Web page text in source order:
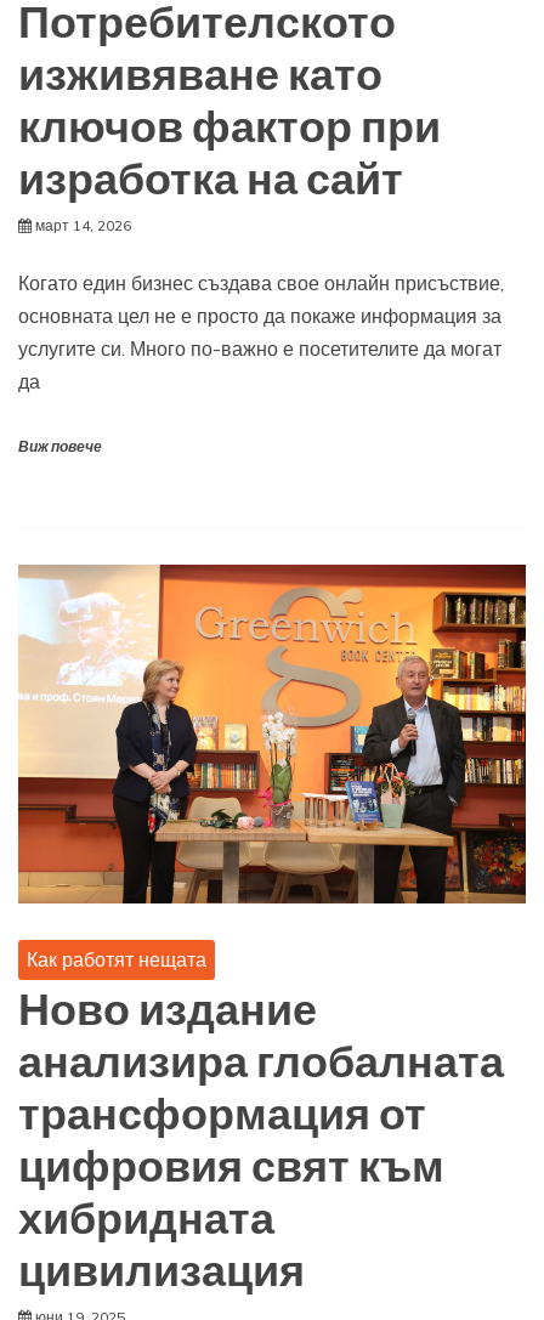
Потребителското
изживяване като
ключов фактор при
изработка на сайт
март 14, 2026
Когато един бизнес създава свое онлайн присъствие,
основната цел не е просто да покаже информация за
услугите си. Много по-важно е посетителите да могат
да
Виж повече
Как работят нещата
Ново издание
анализира глобалната
трансформация от
цифровия свят към
хибридната
цивилизация